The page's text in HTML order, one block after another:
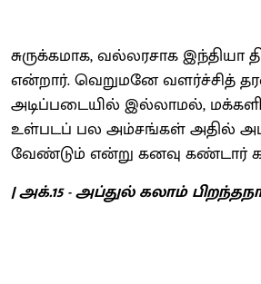
சுருக்கமாக, வல்லரசாக இந்தியா
என்றார். வெறுமனே வளர்ச்சித்
அடிப்படையில் இல்லாமல்,
உள்படப் பல அம்சங்கள் அதில்
வேண்டும் என்று கனவு கண்டார்
| அக்.15 - அப்துல் கலாம்